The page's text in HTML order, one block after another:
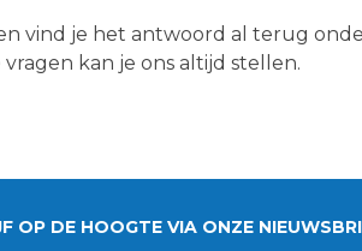
vind je het antwoord al terug
kan je ons altijd stellen.
OP DE HOOGTE VIA ONZE